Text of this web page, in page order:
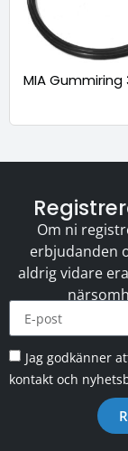
MIA Gummiring
Om ni
erbjudanden
aldrig vidare
Jag godkänner
kontakt och